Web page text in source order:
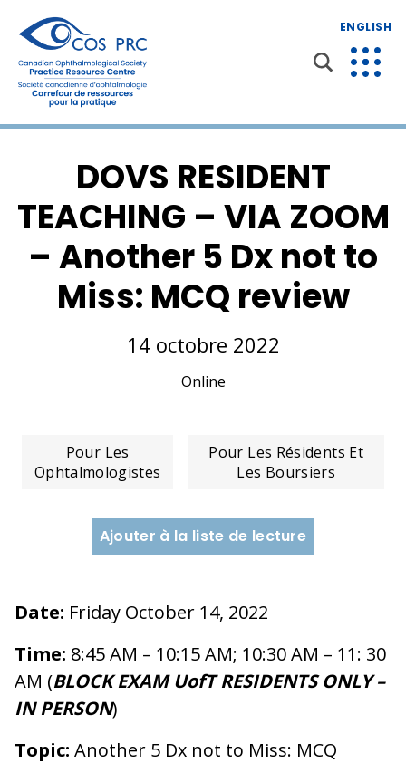
ENGLISH
DOVS RESIDENT
TEACHING – VIA ZOOM
– Another 5 Dx not to
Miss: MCQ review
14 octobre 2022
Online
Pour Les
Ophtalmologistes
Pour Les Résidents Et
Les Boursiers
Ajouter à la liste de lecture
Date: Friday October 14, 2022
Time: 8:45 AM – 10:15 AM; 10:30 AM – 11: 30
AM (BLOCK EXAM UofT RESIDENTS ONLY –
IN PERSON)
Topic: Another 5 Dx not to Miss: MCQ